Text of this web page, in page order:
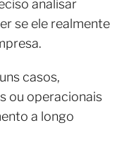
analisar
se ele realmente
casos,
ou operacionais
a longo